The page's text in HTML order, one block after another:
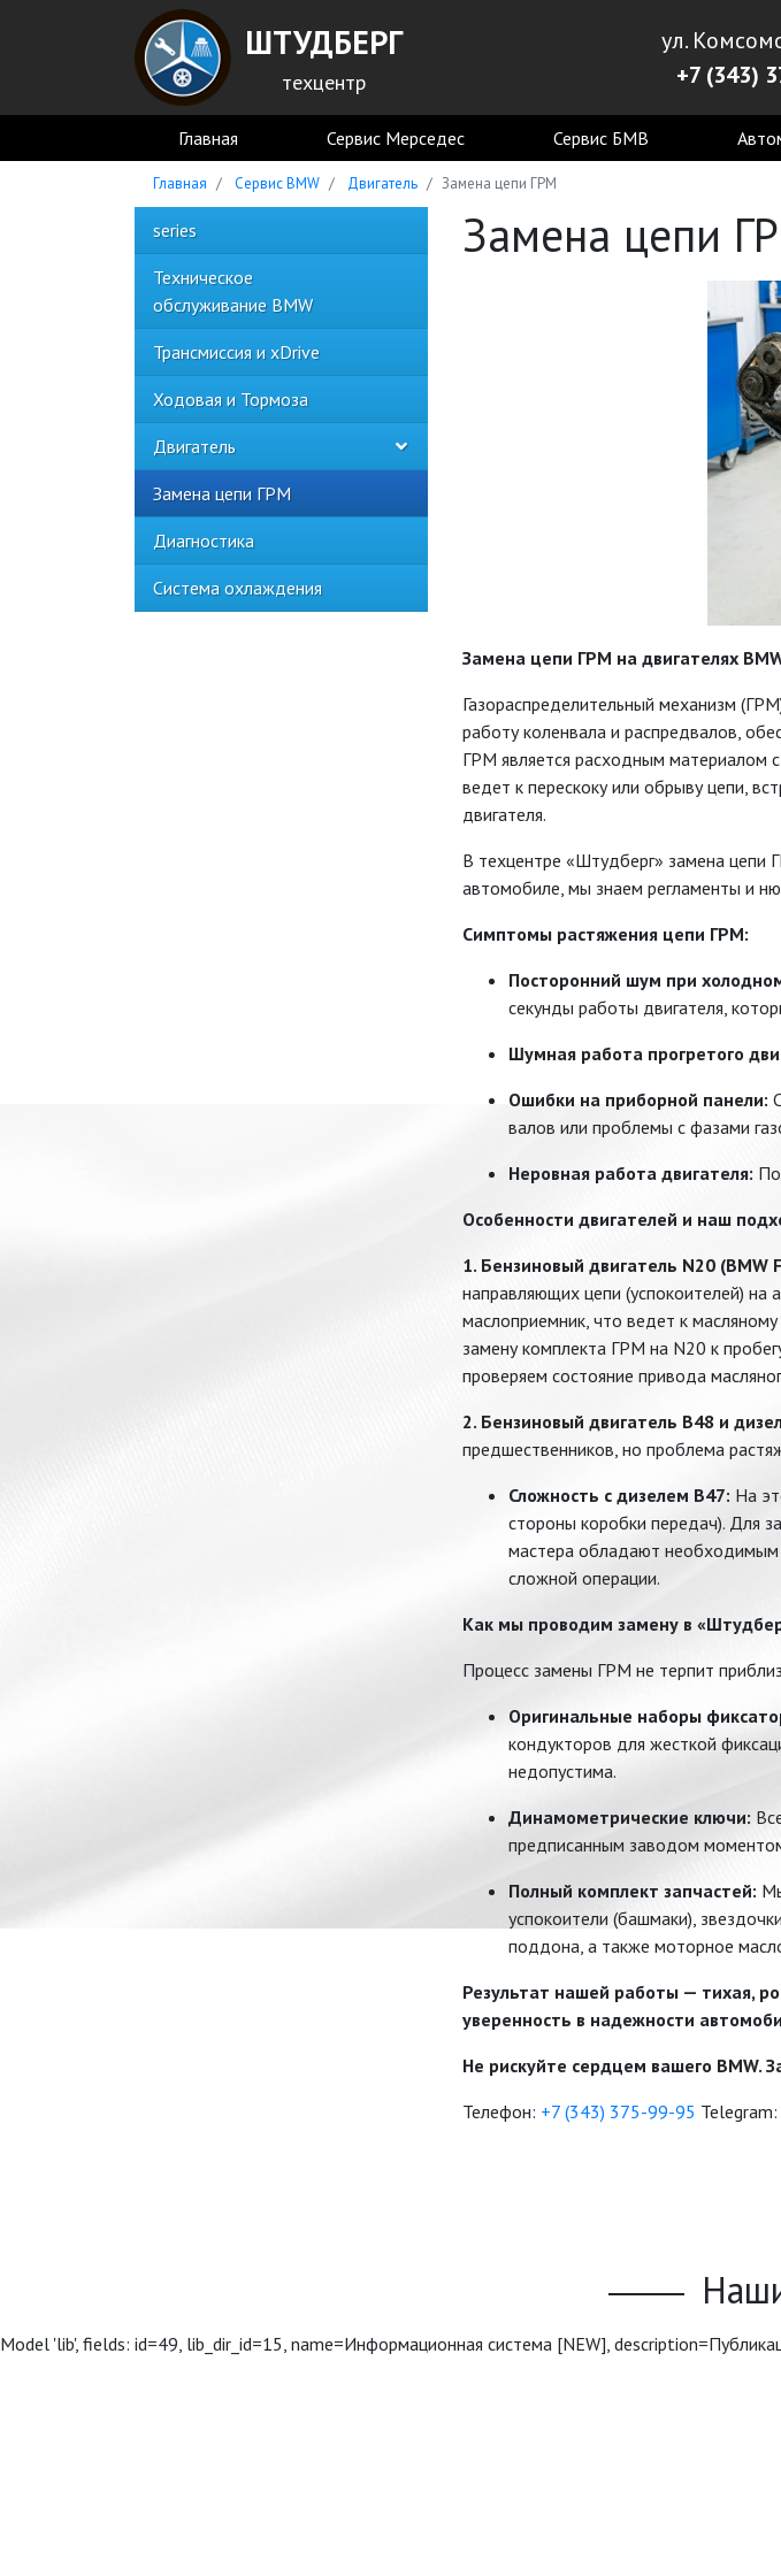
ШТУДБЕРГ
техцентр
ул.
+7 (343)
Главная Сервис Мерседес Сервис БМВ
Главная Сервис BMW Двигатель Замена цепи ГРМ
series
Техническое
обслуживание BMW
Трансмиссия и xDrive
Ходовая и Тормоза
Двигатель
Замена цепи ГРМ
Диагностика
Система охлаждения
Замена цепи
Замена цепи ГРМ на двигателях
Газораспределительный механизм
работу коленвала и распредвалов,
ГРМ является расходным материалом
ведет к перескоку или обрыву цепи,
двигателя.
В техцентре «Штудберг» замена
автомобиле, мы знаем регламенты и
Симптомы растяжения цепи ГРМ:
Посторонний шум при
секунды работы двигателя,
Шумная работа прогретого
Ошибки на приборной панели:
валов или проблемы с фазами
Неровная работа двигателя:
Особенности двигателей и наш
1. Бензиновый двигатель N20 (BMW
направляющих цепи (успокоителей) на
маслоприемник, что ведет к
замену комплекта ГРМ на N20 к
проверяем состояние привода
2. Бензиновый двигатель B48 и
предшественников, но проблема
Сложность с дизелем B47: На
стороны коробки передач). Для
мастера обладают
сложной операции.
Как мы проводим замену в
Процесс замены ГРМ не терпит
Оригинальные наборы
кондукторов для жесткой
недопустима.
Динамометрические ключи:
предписанным заводом
Полный комплект запчастей:
успокоители (башмаки),
поддона, а также моторное
Результат нашей работы — тихая,
уверенность в надежности
Не рискуйте сердцем вашего BMW.
Телефон: +7 (343) 375-99-95 Telegram:
Model 'lib', fields: id=49, lib_dir_id=15, name=Информационная система [NEW],